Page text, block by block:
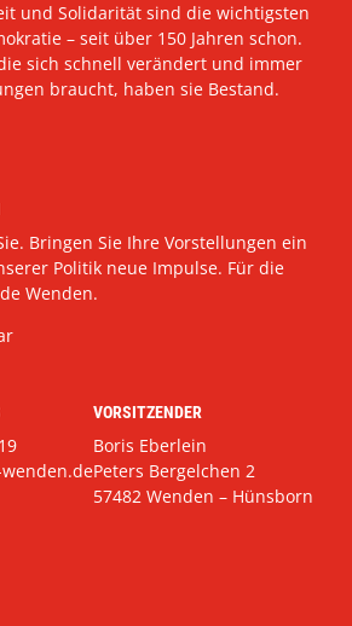
und Solidarität sind die wichtigsten
– seit über 150 Jahren schon.
sich schnell verändert und immer
braucht, haben sie Bestand.
Bringen Sie Ihre Vorstellungen ein
Politik neue Impulse. Für die
Wenden.
VORSITZENDER
Boris Eberlein
Peters Bergelchen 2
57482 Wenden – Hünsborn